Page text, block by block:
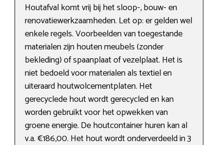
Houtafval komt vrij bij het sloop-, bouw- en
renovatiewerkzaamheden. Let op: er gelden wel
enkele regels. Voorbeelden van toegestande
materialen zijn houten meubels (zonder
bekleding) of spaanplaat of vezelplaat. Het is
niet bedoeld voor materialen als textiel en
uiteraard houtwolcementplaten. Het
gerecyclede hout wordt gerecycled en kan
worden gebruikt voor het opwekken van
groene energie. De houtcontainer huren kan al
v.a. €186,00. Het hout wordt onderverdeeld in 3